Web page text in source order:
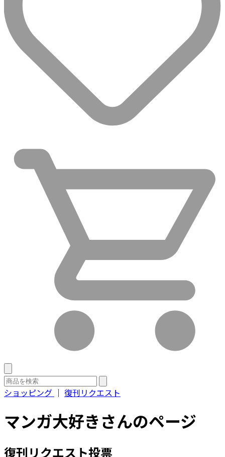
ショッピング ｜ 復刊リクエスト
マンガ大好きさんのページ
復刊リクエスト投票